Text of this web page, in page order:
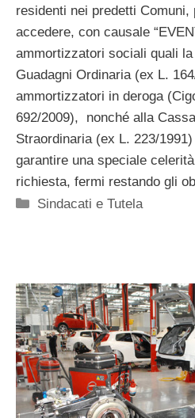
residenti nei predetti Comuni,
accedere, con causale
ammortizzatori sociali quali
Guadagni Ordinaria (ex L.
ammortizzatori in deroga
692/2009), nonché alla
Straordinaria (ex L. 223/
garantire una speciale
richiesta, fermi restando gli
Categorie
Sindacati e Tutela